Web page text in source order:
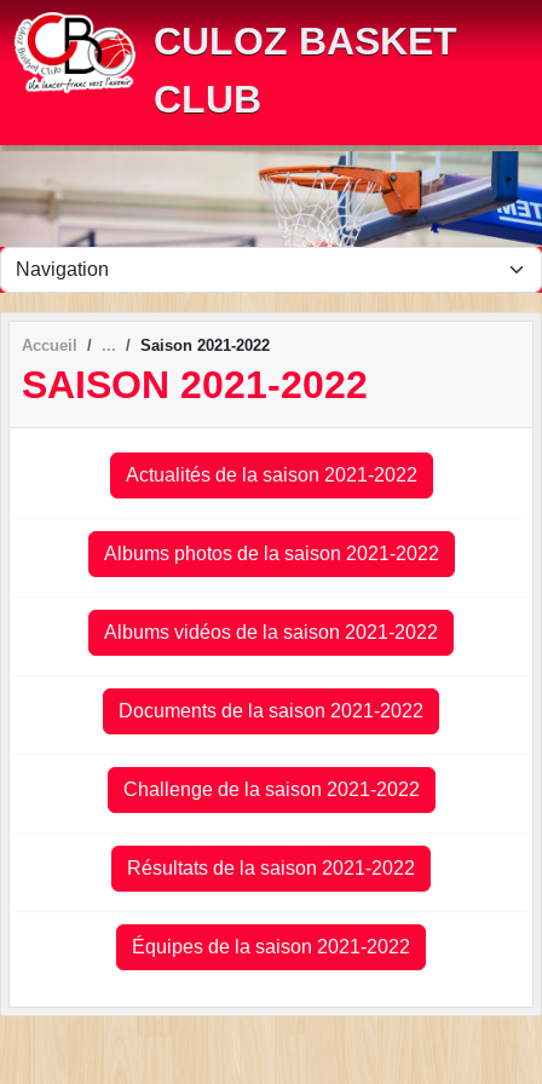
CULOZ BASKET
CLUB
Accueil Saison 2021-2022
SAISON 2021-2022
Actualités de la saison 2021-2022
Albums photos de la saison 2021-2022
Albums vidéos de la saison 2021-2022
Documents de la saison 2021-2022
Challenge de la saison 2021-2022
Résultats de la saison 2021-2022
Équipes de la saison 2021-2022
Panneau de gestion des cookies